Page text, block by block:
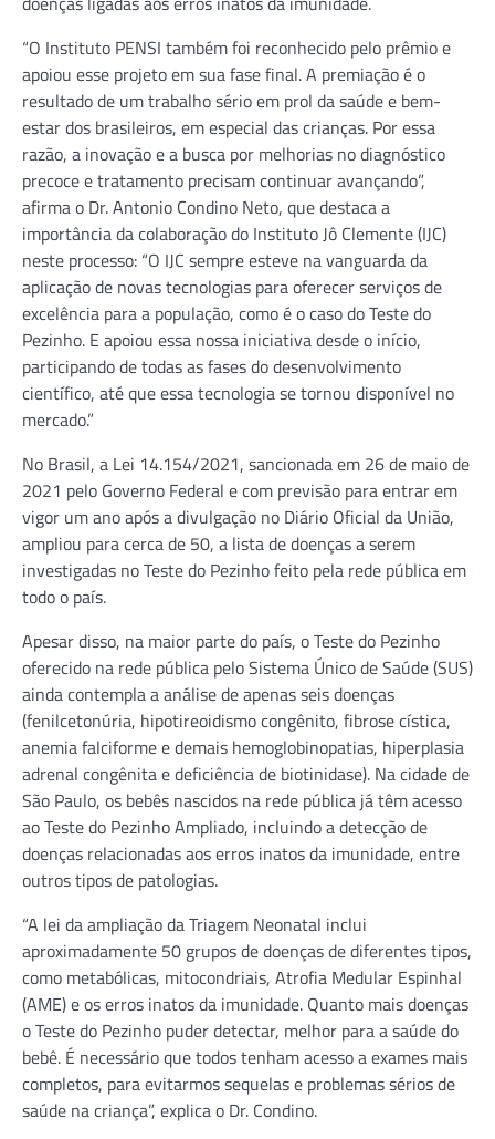
“O Instituto PENSI também foi reconhecido pelo prêmio e
apoiou esse projeto em sua fase final. A premiação é o
resultado de um trabalho sério em prol da saúde e bem-
estar dos brasileiros, em especial das crianças. Por essa
razão, a inovação e a busca por melhorias no diagnóstico
precoce e tratamento precisam continuar avançando”,
afirma o Dr. Antonio Condino Neto, que destaca a
importância da colaboração do Instituto Jô Clemente (IJC)
neste processo: “O IJC sempre esteve na vanguarda da
aplicação de novas tecnologias para oferecer serviços de
excelência para a população, como é o caso do Teste do
Pezinho. E apoiou essa nossa iniciativa desde o início,
participando de todas as fases do desenvolvimento
científico, até que essa tecnologia se tornou disponível no
mercado.”
No Brasil, a Lei 14.154/2021, sancionada em 26 de maio de
2021 pelo Governo Federal e com previsão para entrar em
vigor um ano após a divulgação no Diário Oficial da União,
ampliou para cerca de 50, a lista de doenças a serem
investigadas no Teste do Pezinho feito pela rede pública em
todo o país.
Apesar disso, na maior parte do país, o Teste do Pezinho
oferecido na rede pública pelo Sistema Único de Saúde (SUS)
ainda contempla a análise de apenas seis doenças
(fenilcetonúria, hipotireoidismo congênito, fibrose cística,
anemia falciforme e demais hemoglobinopatias, hiperplasia
adrenal congênita e deficiência de biotinidase). Na cidade de
São Paulo, os bebês nascidos na rede pública já têm acesso
ao Teste do Pezinho Ampliado, incluindo a detecção de
doenças relacionadas aos erros inatos da imunidade, entre
outros tipos de patologias.
“A lei da ampliação da Triagem Neonatal inclui
aproximadamente 50 grupos de doenças de diferentes tipos,
como metabólicas, mitocondriais, Atrofia Medular Espinhal
(AME) e os erros inatos da imunidade. Quanto mais doenças
o Teste do Pezinho puder detectar, melhor para a saúde do
bebê. É necessário que todos tenham acesso a exames mais
completos, para evitarmos sequelas e problemas sérios de
saúde na criança”, explica o Dr. Condino.